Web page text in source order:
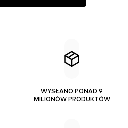
WYSŁANO PONAD 9
MILIONÓW PRODUKTÓW